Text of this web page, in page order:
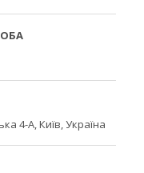
4-А, Київ, Україна